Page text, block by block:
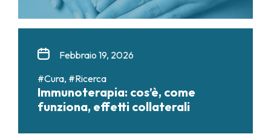
Febbraio 19, 2026
#Cura, #Ricerca
Immunoterapia: cos’è, come
funziona, effetti collaterali